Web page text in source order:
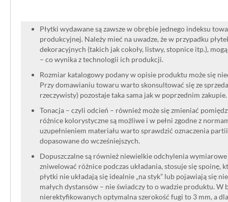
Płytki wydawane są zawsze w obrębie jednego indeksu
produkcyjnej. Należy mieć na uwadze, że w przypadku
dekoracyjnych (takich jak cokoły, listwy, stopnice itp.),
– co wynika z technologii ich produkcji.
Rozmiar katalogowy podany w opisie produktu może się
Przy domawianiu towaru warto skonsultować się ze
rzeczywisty) pozostaje taka sama jak w poprzednim zakupie.
Tonacja – czyli odcień – również może się zmieniać
różnice kolorystyczne są możliwe i w pełni zgodne z
uzupełnieniem materiału warto sprawdzić oznaczenia
dopasowane do wcześniejszych.
Dopuszczalne są również niewielkie odchylenia
zniwelować różnice podczas układania, stosuje się spoinę,
płytki nie układają się idealnie „na styk” lub pojawiają się
małych dystansów – nie świadczy to o wadzie produktu. W
nierektyfikowanych optymalna szerokość fugi to 3 mm, a